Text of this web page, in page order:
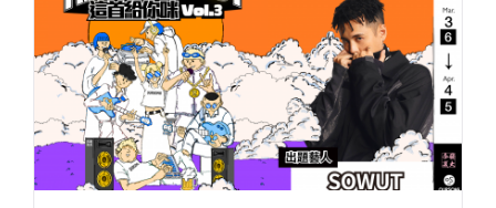
言 攜手多位嘻哈代表共創新歌〈存活〉"